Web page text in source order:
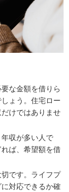
な金額を借りら
ょう。住宅ロー
けではありませ
収が多い人で
ば、希望額を借
です。ライフプ
対応できるか確